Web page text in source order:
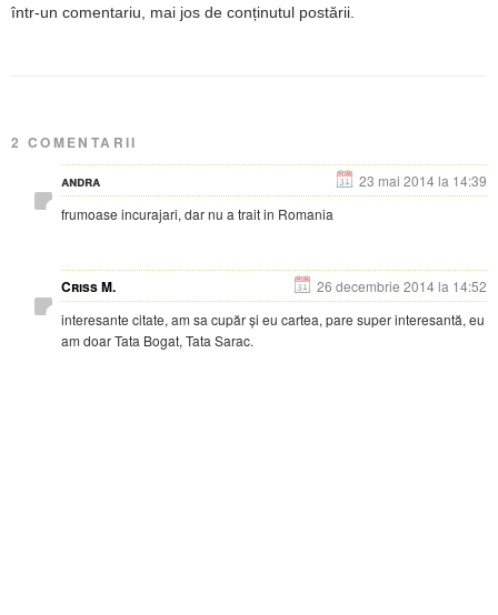
într-un comentariu, mai jos de conținutul postării.
2 COMENTARII
andra
23 mai 2014 la 14:39
frumoase incurajari, dar nu a trait in Romania
Criss M.
26 decembrie 2014 la 14:52
interesante citate, am sa cupăr și eu cartea, pare super interesantă, eu
am doar Tata Bogat, Tata Sarac.